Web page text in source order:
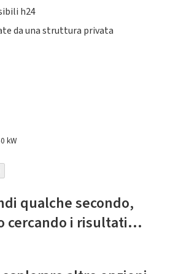
h24
da una struttura privata
kW
qualche secondo,
cercando i risultati...